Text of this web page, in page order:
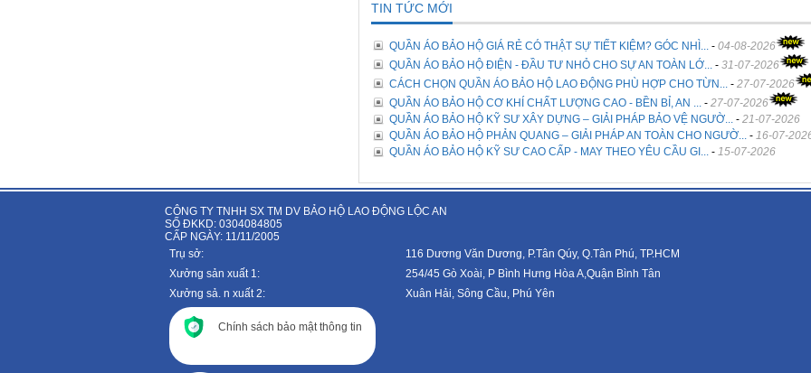
TIN TỨC MỚI
QUẦN ÁO BẢO HỘ GIÁ RẺ CÓ THẬT SỰ TIẾT KIỆM? GÓC NHÌ... - 04-08-2026
QUẦN ÁO BẢO HỘ ĐIỆN - ĐẦU TƯ NHỎ CHO SỰ AN TOÀN LỚ... - 31-07-2026
CÁCH CHỌN QUẦN ÁO BẢO HỘ LAO ĐỘNG PHÙ HỢP CHO TỪN... - 27-07-2026
QUẦN ÁO BẢO HỘ CƠ KHÍ CHẤT LƯỢNG CAO - BỀN BỈ, AN ... - 27-07-2026
QUẦN ÁO BẢO HỘ KỸ SƯ XÂY DỰNG – GIẢI PHÁP BẢO VỆ NGƯỜ... - 21-07-2026
QUẦN ÁO BẢO HỘ PHẢN QUANG – GIẢI PHÁP AN TOÀN CHO NGƯỜ... - 16-07-
QUẦN ÁO BẢO HỘ KỸ SƯ CAO CẤP - MAY THEO YÊU CẦU GI... - 15-07-2026
CÔNG TY TNHH SX TM DV BẢO HỘ LAO ĐỘNG LỘC AN
SỐ ĐKKD: 0304084805
CẤP NGÀY: 11/11/2005
Trụ sở:
116 Dương Văn Dương, P.Tân Qúy, Q.Tân Phú, TP.HCM
Xưởng sản xuất 1:
254/45 Gò Xoài, P Bình Hưng Hòa A,Quận Bình Tân
Xưởng sả. n xuất 2:
Xuân Hải, Sông Cầu, Phú Yên
Chính sách bảo mật thông tin